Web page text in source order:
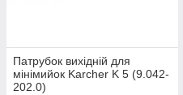
Патрубок вихідній для
мінімийок Karcher K 5 (9.042-
202.0)